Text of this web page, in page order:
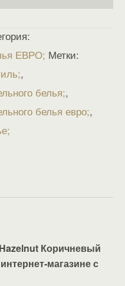
ЕВРО Метки:
,
белья ,
белья евро ,
Коричневый
магазине с